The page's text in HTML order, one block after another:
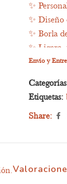
✨
✨ Diseño
✨ Borla
✨ Ligera,
•⁠
•⁠
Envío y
Etiquetas:
Share: